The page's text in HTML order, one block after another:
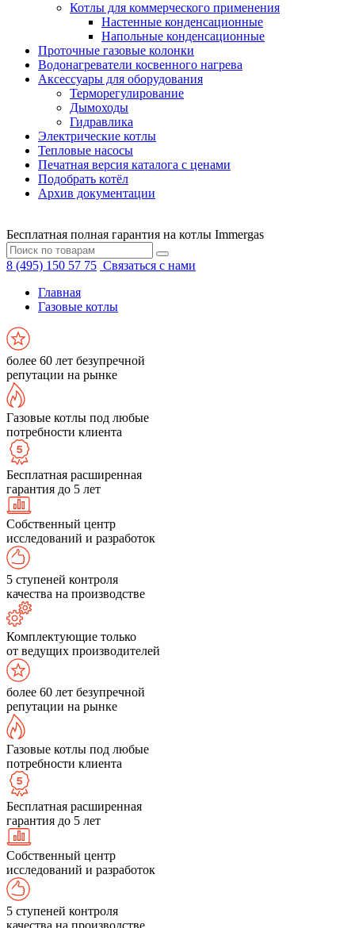
Котлы для коммерческого применения
Настенные конденсационные
Напольные конденсационные
Проточные газовые колонки
Водонагреватели косвенного нагрева
Аксессуары для оборудования
Терморегулирование
Дымоходы
Гидравлика
Электрические котлы
Тепловые насосы
Печатная версия каталога с ценами
Подобрать котёл
Архив документации
Бесплатная полная гарантия на котлы Immergas
8 (495) 150 57 75 Связаться с нами
Главная
Газовые котлы
более 60 лет безупречной
репутации на рынке
Газовые котлы под любые
потребности клиента
Бесплатная расширенная
гарантия до 5 лет
Собственный центр
исследований и разработок
5 ступеней контроля
качества на производстве
Комплектующие только
от ведущих производителей
более 60 лет безупречной
репутации на рынке
Газовые котлы под любые
потребности клиента
Бесплатная расширенная
гарантия до 5 лет
Собственный центр
исследований и разработок
5 ступеней контроля
качества на производстве